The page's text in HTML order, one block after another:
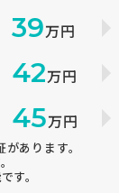
39万円
42万円
45万円
あります。
す。